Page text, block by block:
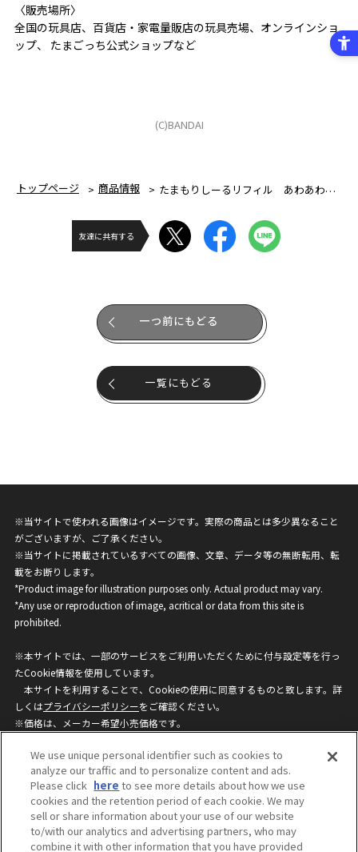
〈販売場所〉
全国の玩具店、百貨店・家電量販店の玩具売場、オンラインショ
ップ、 たまごっち公式ショップなど
(C)BANDAI
トップページ 商品情報 たまもりしーるリフィル あわあわマーメイドセット
友達に共有する
一つ前にもどる
一覧にもどる
※当サイトで使われる画像はイメージです。実際の商品とは多少異なること
がございますが、ご了承ください。
※当サイトに掲載されているすべての画像、文章、データ等の無断転用、転
載をお断りします。
*Product image for illustration purposes only. Actual product may vary.
*Any use or reproduction of image, acritical or data from this site is
prohibited.
※本サイトでは、一部のサービスをご利用いただくために付与設定等を行っ
たCookie情報を使用しています。
本サイトを利用することで、Cookieの使用に同意するものと致します。詳
しくはプライバシーポリシーをご確認ください。
※価格は、メーカー希望小売価格です。
ざいますのでご了承ください。
privacypolicy
Do Not Sell or Share My
Personal Information
ウェブサイトご利用条件
ソーシャルメディアポリシー
We use unique personal identifier such as cookies to
analyze our traffic and to personalize content and ads.
Please click here to see more details about how we use
cookies and the retention period of each cookie. We may
sell or share information about your use of our website
to/with our analytics and advertising partners, who may
combine it with other information that you have provided